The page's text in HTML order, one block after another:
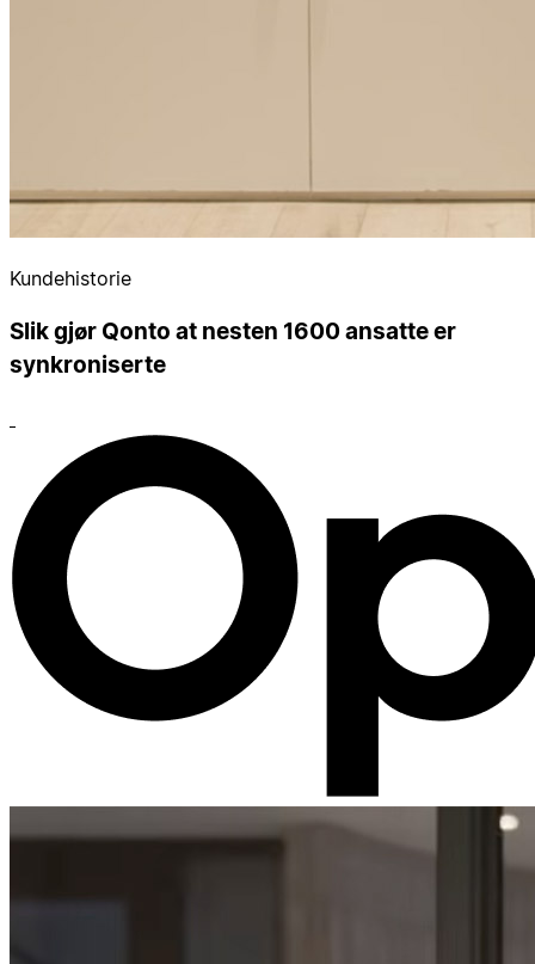
Kundehistorie
Slik gjør Qonto at nesten 1600 ansatte er
synkroniserte